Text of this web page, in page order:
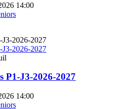
14:00
P1-J3-2026-2027
14:00